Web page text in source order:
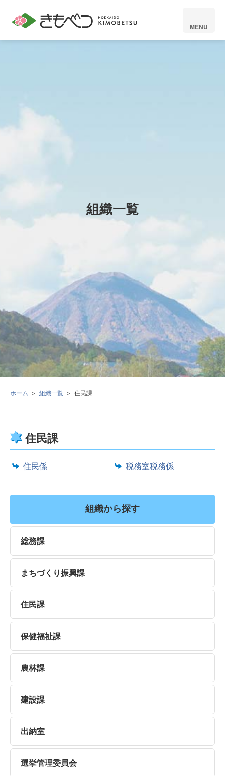
MENU
組織一覧
ホーム 組織一覧 住民課
住民課
住民係 税務室税務係
組織から探す
総務課
まちづくり振興課
住民課
保健福祉課
農林課
建設課
出納室
選挙管理委員会